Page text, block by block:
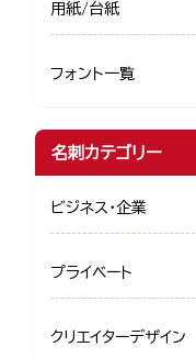
用紙/台紙
フォント一覧
名刺カテゴリー
ビジネス・企業
プライベート
クリエイターデザイン